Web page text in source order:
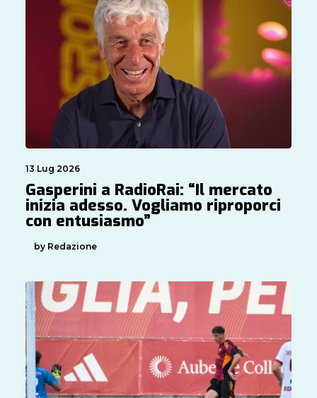
13 Lug 2026
Gasperini a RadioRai: “Il mercato
inizia adesso. Vogliamo riproporci
con entusiasmo”
by Redazione